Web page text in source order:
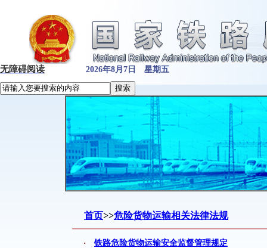
无障碍阅读 2026年8月7日 星期五
首页>>危险货物运输相关法律法规
·
铁路危险货物运输安全监督管理规定